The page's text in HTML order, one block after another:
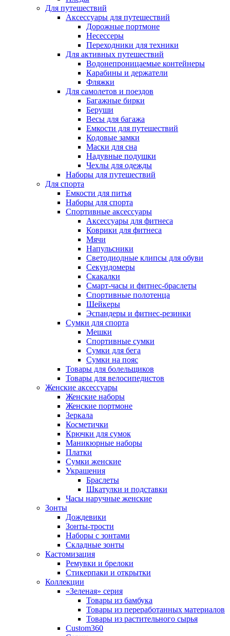
Для путешествий
Аксессуары для путешествий
Дорожные портмоне
Несессеры
Переходники для техники
Для активных путешествий
Водонепроницаемые контейнеры
Карабины и держатели
Фляжки
Для самолетов и поездов
Багажные бирки
Беруши
Весы для багажа
Емкости для путешествий
Кодовые замки
Маски для сна
Надувные подушки
Чехлы для одежды
Наборы для путешествий
Для спорта
Емкости для питья
Наборы для спорта
Спортивные аксессуары
Аксессуары для фитнеса
Коврики для фитнеса
Мячи
Напульсники
Светодиодные клипсы для обуви
Секундомеры
Скакалки
Смарт-часы и фитнес-браслеты
Спортивные полотенца
Шейкеры
Эспандеры и фитнес-резинки
Сумки для спорта
Мешки
Спортивные сумки
Сумки для бега
Сумки на пояс
Товары для болельщиков
Товары для велосипедистов
Женские аксессуары
Женские наборы
Женские портмоне
Зеркала
Косметички
Крючки для сумок
Маникюрные наборы
Платки
Сумки женские
Украшения
Браслеты
Шкатулки и подставки
Часы наручные женские
Зонты
Дождевики
Зонты-трости
Наборы с зонтами
Складные зонты
Кастомизация
Ремувки и брелоки
Стикерпаки и открытки
Коллекции
«Зеленая» серия
Товары из бамбука
Товары из переработанных материалов
Товары из растительного сырья
Custom360